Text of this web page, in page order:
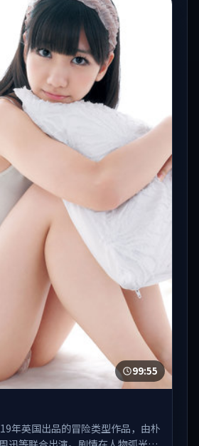
99:55
年英国出品的冒险类型作品，由朴